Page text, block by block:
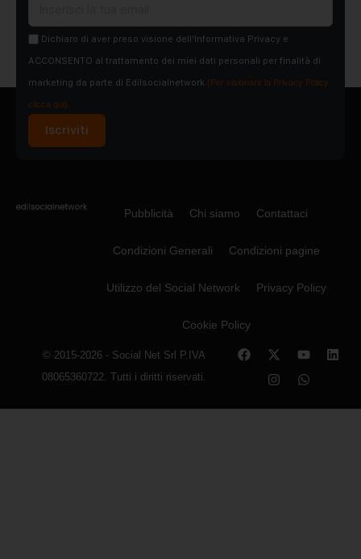
Dichiaro di aver preso visione dell'Informativa Privacy e
ACCONSENTO al trattamento dei miei dati personali per finalità di
marketing da parte di Edilsocialnetwork (Per visionare la Privacy Policy
clicca qui).
Iscriviti
Pubblicità Chi siamo Contattaci
Condizioni Generali Condizioni pagine
Utilizzo del Social Network Privacy Policy
Cookie Policy
© 2015-2026 - Social Net Srl P.IVA
08065360722. Tutti i diritti riservati.